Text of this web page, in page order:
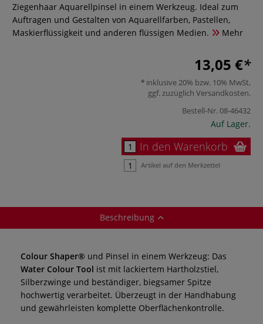
Ziegenhaar Aquarellpinsel in einem Werkzeug. Ideal zum
Auftragen und Gestalten von Aquarellfarben, Pastellen,
Maskierflüssigkeit und anderen flüssigen Medien.
Mehr
13,05 €
inklusive 20% bzw. 10% MwSt,
ggf. zuzüglich Versandkosten.
Bestell-Nr.08-46432
Auf Lager.
In den Warenkorb
Artikel auf den Merkzettel
Beschreibung
Colour Shaper® und Pinsel in einem Werkzeug: Das
Water Colour Tool ist mit lackiertem Hartholzstiel,
Silberzwinge und beständiger, biegsamer Spitze
hochwertig verarbeitet. Überzeugt in der Handhabung
und gewährleisten komplette Oberflächenkontrolle.